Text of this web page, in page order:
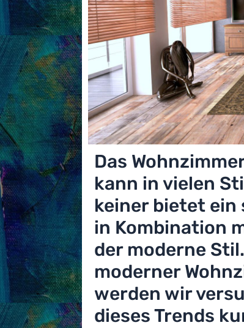
Das
kann in vielen
keiner bietet ein
in Kombination
der moderne
moderner
werden wir
dieses Trends